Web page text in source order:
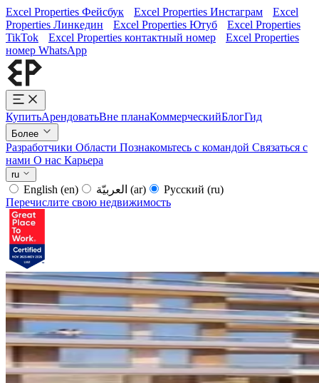
Excel Properties Фейсбук Excel Properties Инстаграм
Excel
Properties Линкедин
Excel Properties Ютуб
Excel Properties
TikTok
Excel Properties контактный номер
Excel Properties
номер WhatsApp
КупитьАрендоватьВне планаКоммерческийБлогГид
Более
Разработчики Области Познакомьтесь с командой Связаться с
нами О нас Карьера
ru
English (en) (ar) Русский (ru)
Перечислите свою недвижимость